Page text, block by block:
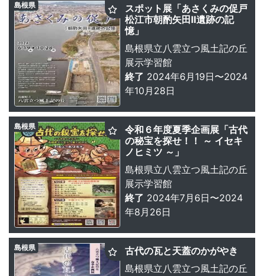
スポット展「あさくみの促戸
松江市朝酌矢田Ⅱ遺跡の記
憶」
島根県立八雲立つ風土記の丘
展示学習館
終了 2024年6月19日〜2024
年10月28日
島根県
令和６年度夏季企画展「古代
の秘宝を探せ！！ ～ イセキ
ノヒミツ ～」
島根県立八雲立つ風土記の丘
展示学習館
終了 2024年7月6日〜2024
年8月26日
島根県
古代の瓦と天蓋のかがやき
島根県立八雲立つ風土記の丘
島根県